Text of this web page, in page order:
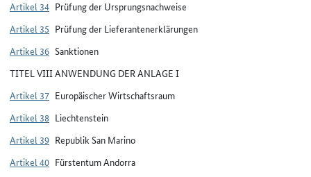
Artikel 34 Prüfung der Ursprungsnachweise
Artikel 35 Prüfung der Lieferantenerklärungen
Artikel 36 Sanktionen
TITEL VIII ANWENDUNG DER ANLAGE I
Artikel 37 Europäischer Wirtschaftsraum
Artikel 38 Liechtenstein
Artikel 39 Republik San Marino
Artikel 40 Fürstentum Andorra